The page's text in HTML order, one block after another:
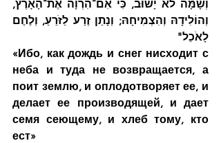
לָאֹכֵל"
«Ибо, как дождь и снег нисходит с
неба и туда не возвращается, а
поит землю, и оплодотворяет ее, и
делает ее производящей, и дает
семя сеющему, и хлеб тому, кто
ест»